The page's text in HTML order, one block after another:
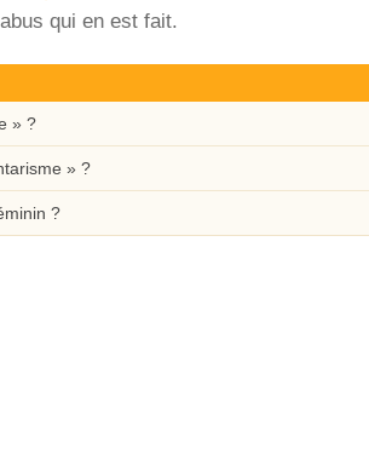
qui en est fait.
» ?
» ?
?